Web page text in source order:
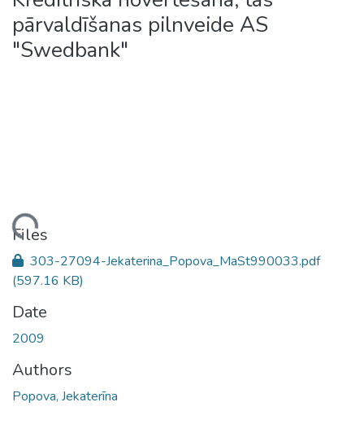
pārvaldīšanas pilnveide AS
"Swedbank"
Files
303-27094-Jekaterina_Popova_MaSt990033.pdf
(597.16 KB)
Date
2009
Authors
Popova, Jekaterīna